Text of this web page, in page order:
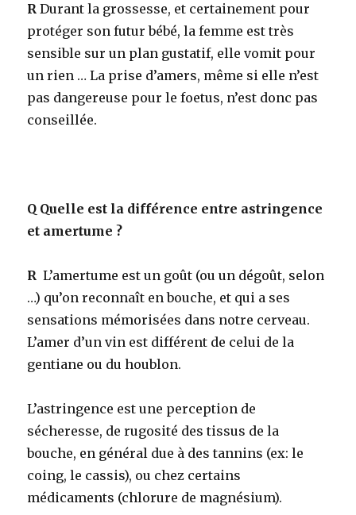
R Durant la grossesse, et certainement pour
protéger son futur bébé, la femme est très
sensible sur un plan gustatif, elle vomit pour
un rien … La prise d’amers, même si elle n’est
pas dangereuse pour le foetus, n’est donc pas
conseillée.
Q Quelle est la différence entre astringence
et amertume ?
R L’amertume est un goût (ou un dégoût, selon
…) qu’on reconnaît en bouche, et qui a ses
sensations mémorisées dans notre cerveau.
L’amer d’un vin est différent de celui de la
gentiane ou du houblon.
L’astringence est une perception de
sécheresse, de rugosité des tissus de la
bouche, en général due à des tannins (ex: le
coing, le cassis), ou chez certains
médicaments (chlorure de magnésium).